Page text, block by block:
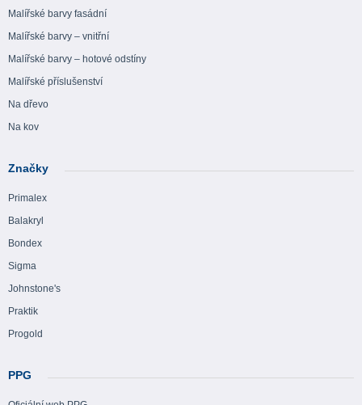
Malířské barvy fasádní
Malířské barvy – vnitřní
Malířské barvy – hotové odstíny
Malířské příslušenství
Na dřevo
Na kov
Značky
Primalex
Balakryl
Bondex
Sigma
Johnstone's
Praktik
Progold
PPG